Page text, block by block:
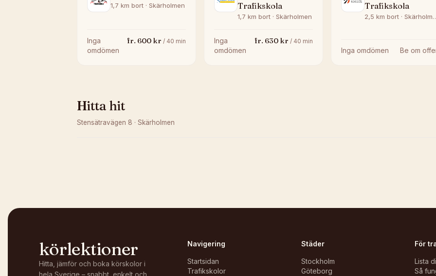
1,7 km bort · Skärholmen
Inga
omdömen
fr. 600 kr / 40 min
Trafikskola
1,7 km bort · Skärholmen
Inga
omdömen
fr. 630 kr / 40 min
Trafikskola
2,5 km
Inga omdömen Be om
Hitta hit
Stensätravägen 8 · Skärholmen
körlektioner
Hitta, jämför och boka körskolor i
hela Sverige – snabbt, enkelt och
Navigering
Startsidan
Trafikskolor
Städer
Stockholm
Göteborg
För
Lista
Så